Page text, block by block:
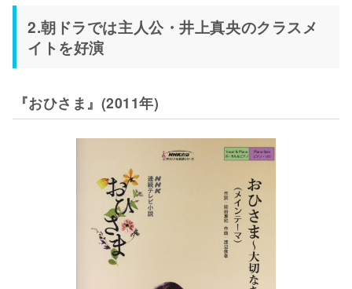
2.朝ドラでは主人公・井上真央のクラスメ
イトを好演
『おひさま』(2011年)